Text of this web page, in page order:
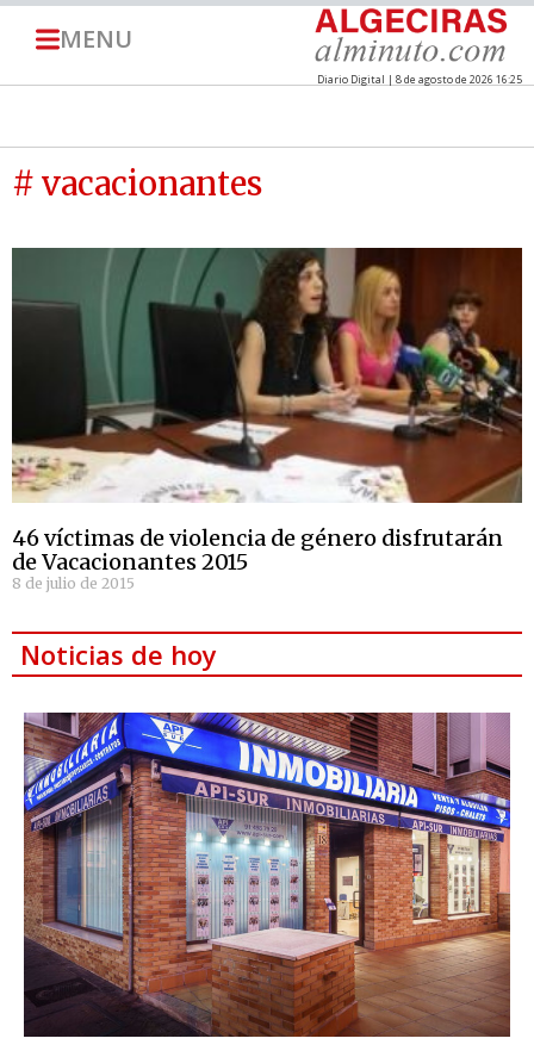
MENU
Diario Digital | 8 de agosto de 2026 16:25
# vacacionantes
46 víctimas de violencia de género disfrutarán
de Vacacionantes 2015
8 de julio de 2015
Noticias de hoy